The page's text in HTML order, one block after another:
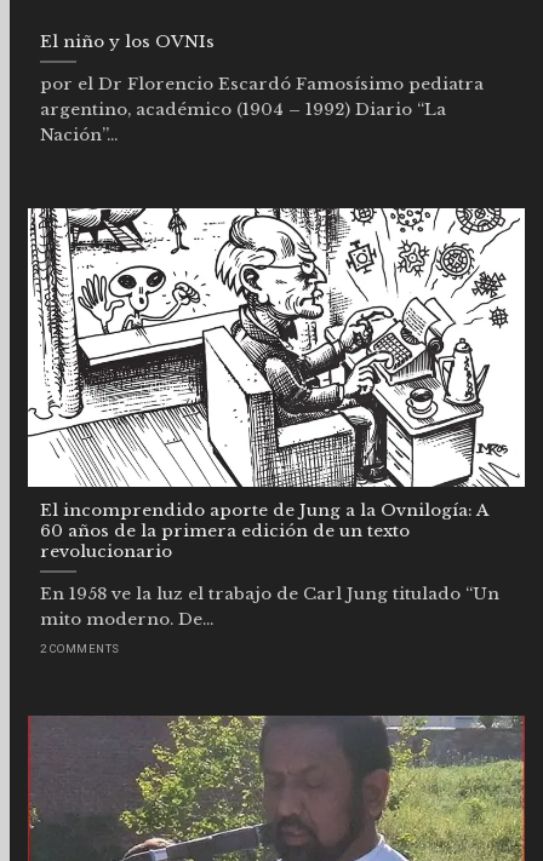
El niño y los OVNIs
por el Dr Florencio Escardó Famosísimo pediatra
argentino, académico (1904 – 1992) Diario “La
Nación”...
El incomprendido aporte de Jung a la Ovnilogía: A
60 años de la primera edición de un texto
revolucionario
En 1958 ve la luz el trabajo de Carl Jung titulado “Un
mito moderno. De...
2 COMMENTS